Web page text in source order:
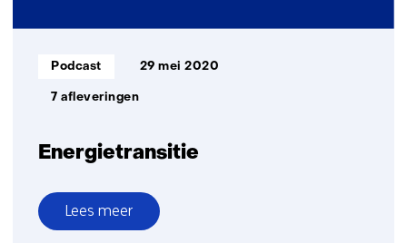
Energietransitie
Informatietype:
Podcast 29 mei 2020
7 afleveringen
Lees meer
over